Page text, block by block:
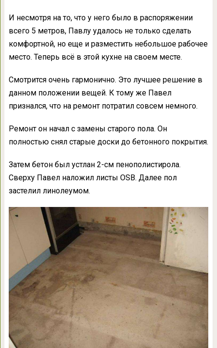
И несмотря на то, что у него было в распоряжении
всего 5 метров, Павлу удалось не только сделать
комфортной, но еще и разместить небольшое рабочее
место. Теперь всё в этой кухне на своем месте.
Смотрится очень гармонично. Это лучшее решение в
данном положении вещей. К тому же Павел
признался, что на ремонт потратил совсем немного.
Ремонт он начал с замены старого пола. Он
полностью снял старые доски до бетонного покрытия.
Затем бетон был устлан 2-см пенополистирола.
Сверху Павел наложил листы OSB. Далее пол
застелил линолеумом.